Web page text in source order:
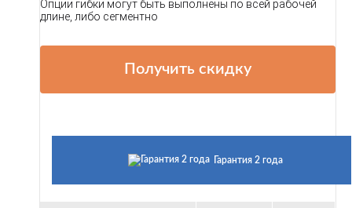
Опции гибки могут быть выполнены по всей рабочей
длине, либо сегментно
Получить скидку
Гарантия 2 года